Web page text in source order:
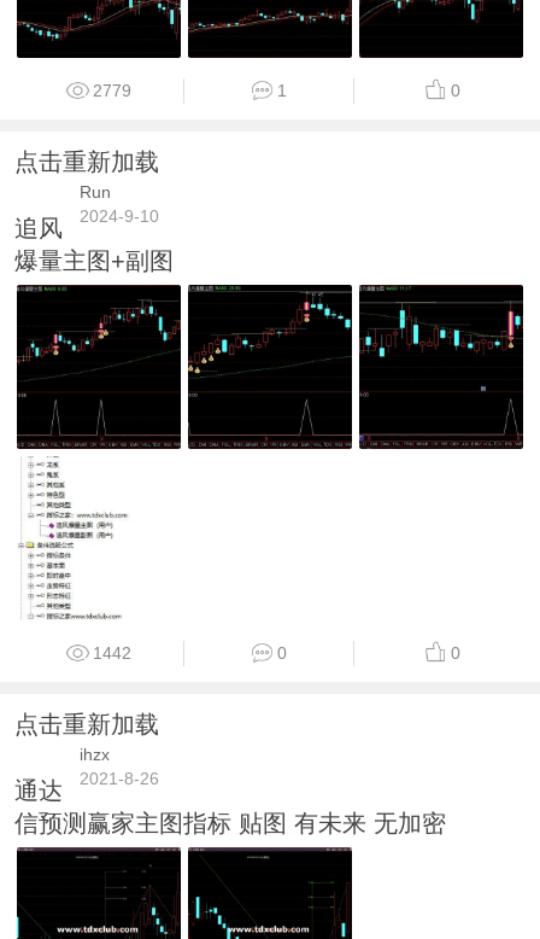
2779 1 0
点击重新加载
Run
2024-9-10
追风
爆量主图+副图
1442 0 0
点击重新加载
ihzx
2021-8-26
通达
信预测赢家主图指标 贴图 有未来 无加密